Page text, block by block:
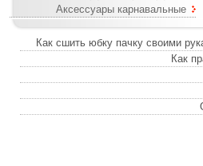
Аксессуары карнавальные
Как сшить юбку пачку своими
Как